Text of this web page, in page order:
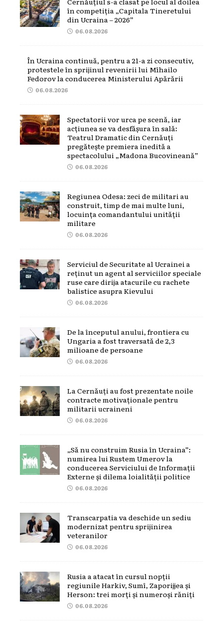
în competiția „Capitala Tineretului
din Ucraina – 2026”
06.08.2026
În Ucraina continuă, pentru a 21-a zi consecutiv,
protestele în sprijinul revenirii lui Mîhailo
Fedorov la conducerea Ministerului Apărării
06.08.2026
Spectatorii vor urca pe scenă, iar
acțiunea se va desfășura în sală:
Teatrul Dramatic din Cernăuți
pregătește premiera inedită a
spectacolului „Madona Bucovineană”
06.08.2026
Regiunea Odesa: zeci de militari au
construit, timp de mai multe luni,
locuința comandantului unității
militare
06.08.2026
Serviciul de Securitate al Ucrainei a
reținut un agent al serviciilor speciale
ruse care dirija atacurile cu rachete
balistice asupra Kievului
06.08.2026
De la începutul anului, frontiera cu
Ungaria a fost traversată de 2,3
milioane de persoane
06.08.2026
La Cernăuți au fost prezentate noile
contracte motivaționale pentru
militarii ucraineni
06.08.2026
„Să nu construim Rusia în Ucraina”:
numirea lui Rustem Umerov la
conducerea Serviciului de Informații
Externe și dilema loialității politice
06.08.2026
Transcarpatia va deschide un sediu
modernizat pentru sprijinirea
veteranilor
06.08.2026
Rusia a atacat în cursul nopții
regiunile Harkiv, Sumî, Zaporijjea și
Herson: trei morți și numeroși răniți
06.08.2026